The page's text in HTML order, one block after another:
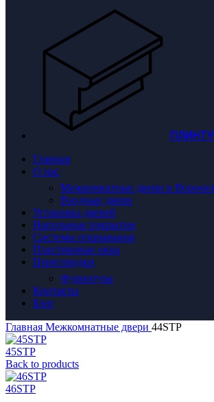
Главная
О нас
Межкомнатные двери в
Входные двери
Установка дверей
Напольные покрытия
Системы открывания
Пластиковые окна
Перегородки
Фурнитура
Контакты
Блог
Главная Межкомнатные двери 44STP
45STP
Back to products
46STP